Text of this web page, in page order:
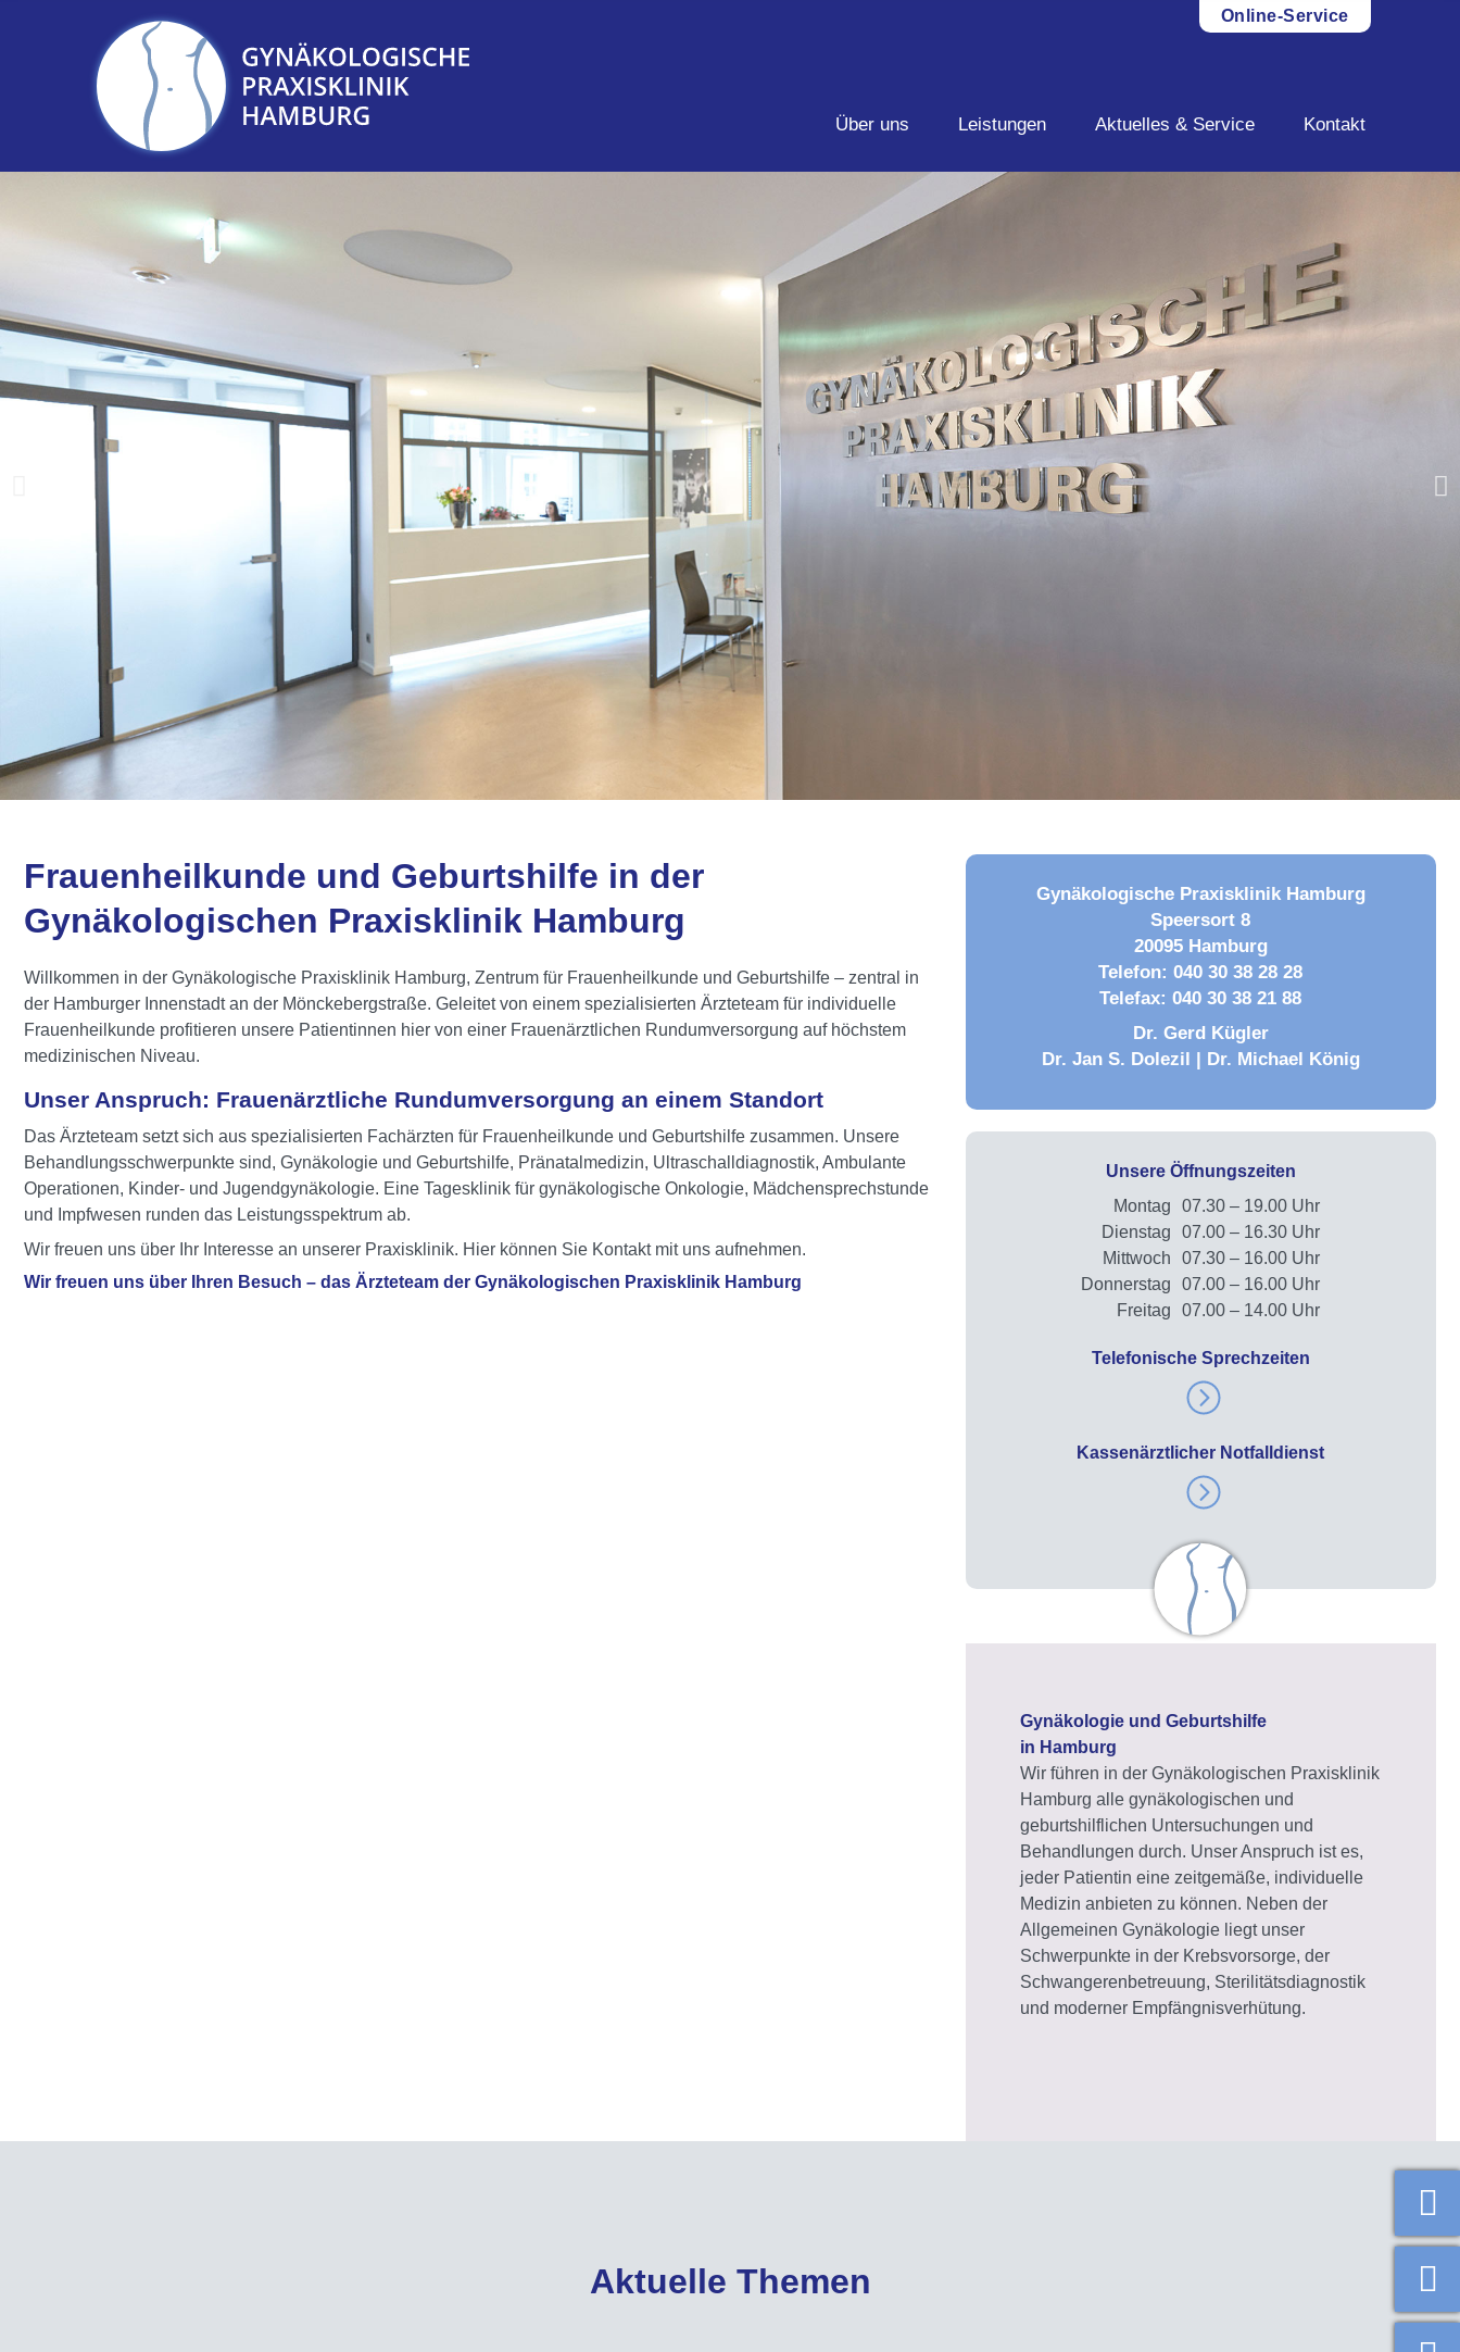
Über uns Leistungen Aktuelles & Service Kontakt
Online-Service
Frauenheilkunde und Geburtshilfe in der
Gynäkologischen Praxisklinik Hamburg
Willkommen in der Gynäkologische Praxisklinik Hamburg, Zentrum für Frauenheilkunde und Geburtshilfe – zentral in
der Hamburger Innenstadt an der Mönckebergstraße. Geleitet von einem spezialisierten Ärzteteam für individuelle
Frauenheilkunde profitieren unsere Patientinnen hier von einer Frauenärztlichen Rundumversorgung auf höchstem
medizinischen Niveau.
Unser Anspruch: Frauenärztliche Rundumversorgung an einem Standort
Das Ärzteteam setzt sich aus spezialisierten Fachärzten für Frauenheilkunde und Geburtshilfe zusammen. Unsere
Behandlungsschwerpunkte sind, Gynäkologie und Geburtshilfe, Pränatalmedizin, Ultraschalldiagnostik, Ambulante
Operationen, Kinder- und Jugendgynäkologie. Eine Tagesklinik für gynäkologische Onkologie, Mädchensprechstunde
und Impfwesen runden das Leistungsspektrum ab.
Wir freuen uns über Ihr Interesse an unserer Praxisklinik. Hier können Sie Kontakt mit uns aufnehmen.
Wir freuen uns über Ihren Besuch – das Ärzteteam der Gynäkologischen Praxisklinik Hamburg
Gynäkologische Praxisklinik Hamburg
Speersort 8
20095 Hamburg
Telefon: 040 30 38 28 28
Telefax: 040 30 38 21 88
Dr. Gerd Kügler
Dr. Jan S. Dolezil | Dr. Michael König
Unsere Öffnungszeiten
Montag
07.30 – 19.00 Uhr
Dienstag
07.00 – 16.30 Uhr
Mittwoch
07.30 – 16.00 Uhr
Donnerstag
07.00 – 16.00 Uhr
Freitag
07.00 – 14.00 Uhr
Telefonische Sprechzeiten
Kassenärztlicher Notfalldienst
Gynäkologie und Geburtshilfe
in Hamburg
Wir führen in der Gynäkologischen Praxisklinik
Hamburg alle gynäkologischen und
geburtshilflichen Untersuchungen und
Behandlungen durch. Unser Anspruch ist es,
jeder Patientin eine zeitgemäße, individuelle
Medizin anbieten zu können. Neben der
Allgemeinen Gynäkologie liegt unser
Schwerpunkte in der Krebsvorsorge, der
Schwangerenbetreuung, Sterilitätsdiagnostik
und moderner Empfängnisverhütung.
Aktuelle Themen